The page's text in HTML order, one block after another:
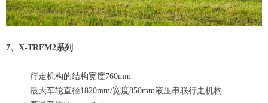
7、X-TREM2系列
行走机构的结构宽度760mm
最大车轮直径1820mm/宽度850mm液压串联行走机构